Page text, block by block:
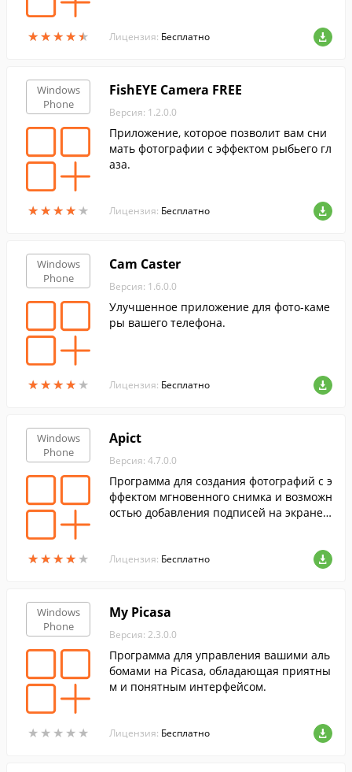
★★★★★
★★★★★ Лицензия: Бесплатно
Windows
Phone
★★★★★
★★★★★
FishEYE Camera FREE
Версия: 1.2.0.0
Приложение, которое позволит вам сни
мать фотографии с эффектом рыбьего гл
аза.
Лицензия: Бесплатно
Windows
Phone
★★★★ ★
★★★★ ★
Cam Caster
Версия: 1.6.0.0
Улучшенное приложение для фото-каме
ры вашего телефона.
Лицензия: Бесплатно
Windows
Phone
★★★★ ★
★★★★ ★
Apict
Версия: 4.7.0.0
Программа для создания фотографий с э
ффектом мгновенного снимка и возможн
остью добавления подписей на экране в
Лицензия: Бесплатно
Windows
Phone
★ ★ ★ ★ ★
★ ★ ★ ★ ★
My Picasa
Версия: 2.3.0.0
Программа для управления вашими аль
бомами на Picasa, обладающая приятны
м и понятным интерфейсом.
Лицензия: Бесплатно